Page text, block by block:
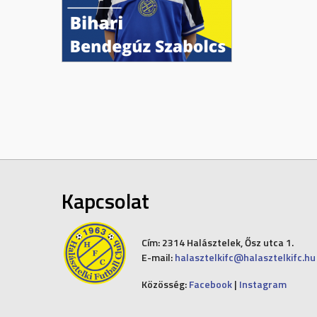
Kapcsolat
Cím:2314 Halásztelek, Ősz utca 1.
E-mail: halasztelkifc@halasztelkifc.hu
Közösség: Facebook| Instagram